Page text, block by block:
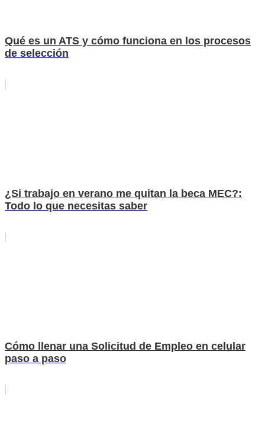
Qué es un ATS y cómo funciona en los procesos
de selección
¿Si trabajo en verano me quitan la beca MEC?:
Todo lo que necesitas saber
Cómo llenar una Solicitud de Empleo en celular
paso a paso